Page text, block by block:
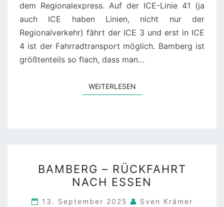
dem Regionalexpress. Auf der ICE-Linie 41 (ja
auch ICE haben Linien, nicht nur der
Regionalverkehr) fährt der ICE 3 und erst in ICE
4 ist der Fahrradtransport möglich. Bamberg ist
größtenteils so flach, dass man…
WEITERLESENWEITERLESEN
–
RÜCKFAHRT
NACH
BAMBERG – RÜCKFAHRT
NACH ESSEN
13. September 2025 Sven Krämer